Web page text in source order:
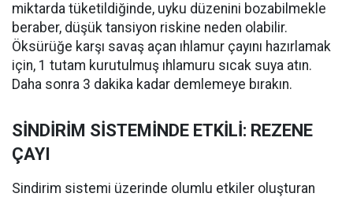
miktarda tüketildiğinde, uyku düzenini bozabilmekle
beraber, düşük tansiyon riskine neden olabilir.
Öksürüğe karşı savaş açan ıhlamur çayını hazırlamak
için, 1 tutam kurutulmuş ıhlamuru sıcak suya atın.
Daha sonra 3 dakika kadar demlemeye bırakın.
SİNDİRİM SİSTEMİNDE ETKİLİ: REZENE
ÇAYI
Sindirim sistemi üzerinde olumlu etkiler oluşturan